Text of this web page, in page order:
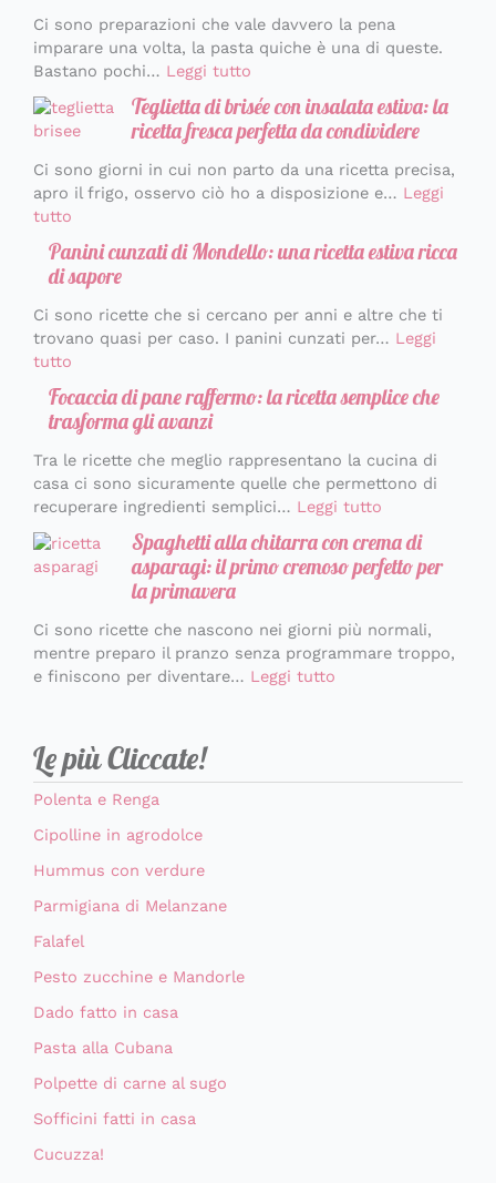
Ci sono preparazioni che vale davvero la pena
imparare una volta, la pasta quiche è una di queste.
Bastano pochi… Leggi tutto
Teglietta di brisée con insalata estiva: la
ricetta fresca perfetta da condividere
Ci sono giorni in cui non parto da una ricetta precisa,
apro il frigo, osservo ciò ho a disposizione e… Leggi
tutto
Panini cunzati di Mondello: una ricetta estiva ricca
di sapore
Ci sono ricette che si cercano per anni e altre che ti
trovano quasi per caso. I panini cunzati per… Leggi
tutto
Focaccia di pane raffermo: la ricetta semplice che
trasforma gli avanzi
Tra le ricette che meglio rappresentano la cucina di
casa ci sono sicuramente quelle che permettono di
recuperare ingredienti semplici… Leggi tutto
Spaghetti alla chitarra con crema di
asparagi: il primo cremoso perfetto per
la primavera
Ci sono ricette che nascono nei giorni più normali,
mentre preparo il pranzo senza programmare troppo,
e finiscono per diventare… Leggi tutto
Le più Cliccate!
Polenta e Renga
Cipolline in agrodolce
Hummus con verdure
Parmigiana di Melanzane
Falafel
Pesto zucchine e Mandorle
Dado fatto in casa
Pasta alla Cubana
Polpette di carne al sugo
Sofficini fatti in casa
Cucuzza!